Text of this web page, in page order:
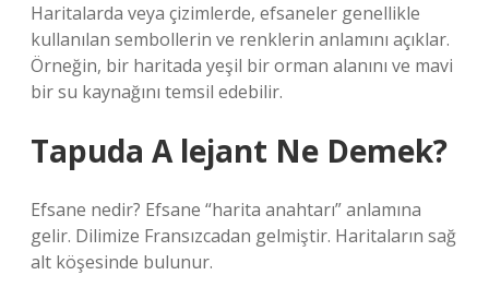
Haritalarda veya çizimlerde, efsaneler genellikle
kullanılan sembollerin ve renklerin anlamını açıklar.
Örneğin, bir haritada yeşil bir orman alanını ve mavi
bir su kaynağını temsil edebilir.
Tapuda A lejant Ne Demek?
Efsane nedir? Efsane “harita anahtarı” anlamına
gelir. Dilimize Fransızcadan gelmiştir. Haritaların sağ
alt köşesinde bulunur.